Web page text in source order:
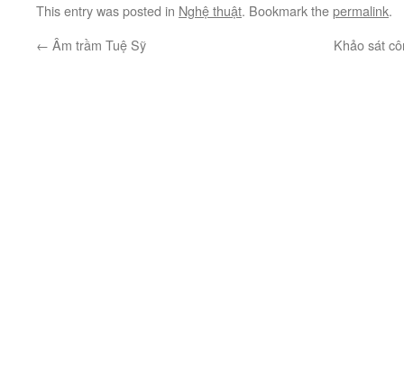
This entry was posted in Nghệ thuật. Bookmark thepermalink.
← Âm trầm Tuệ Sỹ Khảo sát